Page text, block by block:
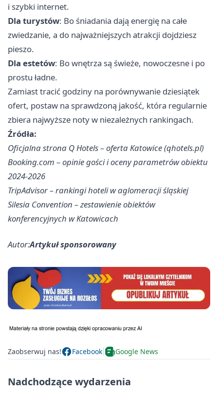
i szybki internet.
Dla turystów: Bo śniadania dają energię na całe
zwiedzanie, a do najważniejszych atrakcji dojdziesz
pieszo.
Dla estetów: Bo wnętrza są świeże, nowoczesne i po
prostu ładne.
Zamiast tracić godziny na porównywanie dziesiątek
ofert, postaw na sprawdzoną jakość, która regularnie
zbiera najwyższe noty w niezależnych rankingach.
Źródła:
Oficjalna strona Q Hotels – oferta Katowice (qhotels.pl)
Booking.com – opinie gości i oceny parametrów obiektu
2024-2026
TripAdvisor – rankingi hoteli w aglomeracji śląskiej
Silesia Convention – zestawienie obiektów
konferencyjnych w Katowicach
Autor:Artykuł sponsorowany
Zaobserwuj nas! Facebook Google News
Nadchodzące wydarzenia